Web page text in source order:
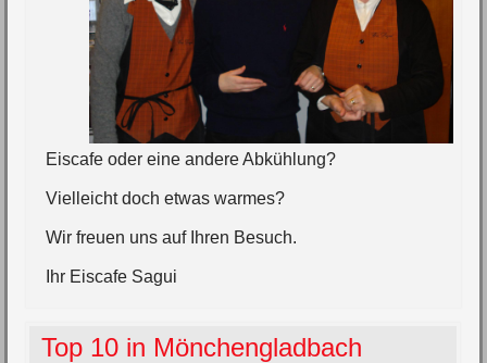
Eiscafe oder eine andere Abkühlung?
Vielleicht doch etwas warmes?
Wir freuen uns auf Ihren Besuch.
Ihr Eiscafe Sagui
Top 10 in Mönchengladbach